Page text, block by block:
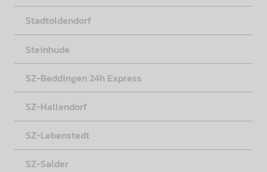
Stadtoldendorf
Steinhude
SZ-Beddingen 24h Express
SZ-Hallendorf
SZ-Lebenstedt
SZ-Salder